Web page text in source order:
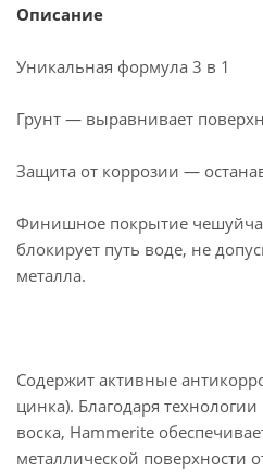
Описание
Уникальная формула 3 в 1
Грунт — выравнивает
Защита от коррозии —
Финишное покрытие
блокирует путь воде, не
металла.
Содержит активные
цинка). Благодаря
воска, Hammerite
металлической поверхности